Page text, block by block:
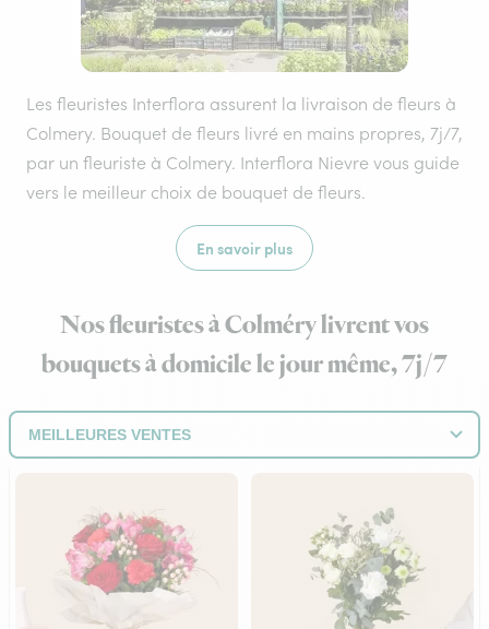
Les fleuristes Interflora assurent la livraison de fleurs à
Colmery. Bouquet de fleurs livré en mains propres, 7j/7,
par un fleuriste à Colmery. Interflora Nievre vous guide
vers le meilleur choix de bouquet de fleurs.
En savoir plus
Nos fleuristes à Colméry livrent vos
bouquets à domicile le jour même, 7j/7